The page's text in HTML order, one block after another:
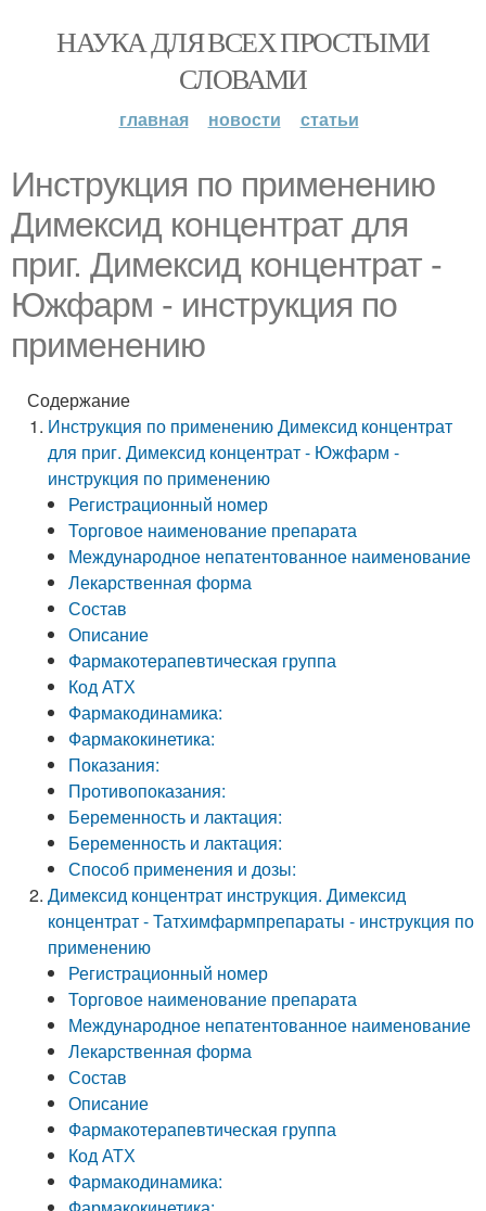
НАУКА ДЛЯ ВСЕХ ПРОСТЫМИ
СЛОВАМИ
главная новости статьи
Инструкция по применению
Димексид концентрат для
приг. Димексид концентрат -
Южфарм - инструкция по
применению
Содержание
Инструкция по применению Димексид концентрат
для приг. Димексид концентрат - Южфарм -
инструкция по применению
Регистрационный номер
Торговое наименование препарата
Международное непатентованное наименование
Лекарственная форма
Состав
Описание
Фармакотерапевтическая группа
Код АТХ
Фармакодинамика:
Фармакокинетика:
Показания:
Противопоказания:
Беременность и лактация:
Беременность и лактация:
Способ применения и дозы:
Димексид концентрат инструкция. Димексид
концентрат - Татхимфармпрепараты - инструкция по
применению
Регистрационный номер
Торговое наименование препарата
Международное непатентованное наименование
Лекарственная форма
Состав
Описание
Фармакотерапевтическая группа
Код АТХ
Фармакодинамика: